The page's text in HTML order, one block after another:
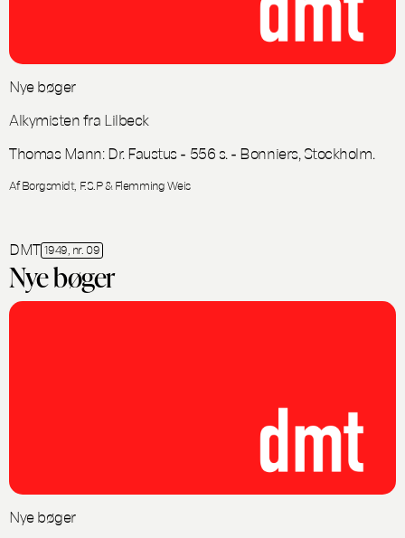
Nye bøger
Alkymisten fra Lilbeck
Thomas Mann: Dr. Faustus - 556 s. - Bonniers, Stockholm.
Af Borgsmidt, F.S.P & Flemming Weis
DMT 1949, nr. 09
Nye bøger
Nye bøger